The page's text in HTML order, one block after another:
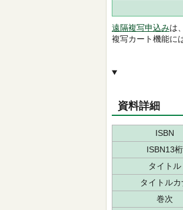
遠隔複写申込みは
複写カート機能に
資料詳細
ISBN
ISBN13桁
タイトル
タイトルカ
巻次